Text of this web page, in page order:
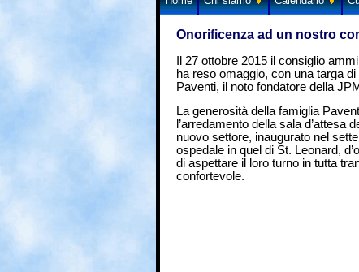
Onorificenza ad un nostro
Il 27 ottobre 2015 il consiglio
ha reso omaggio, con una targa
Paventi, il noto fondatore della
La generosità della famiglia
l’arredamento della sala d’attesa
nuovo settore, inaugurato nel
ospedale in quel di St. Leonard,
di aspettare il loro turno in tutta
confortevole.